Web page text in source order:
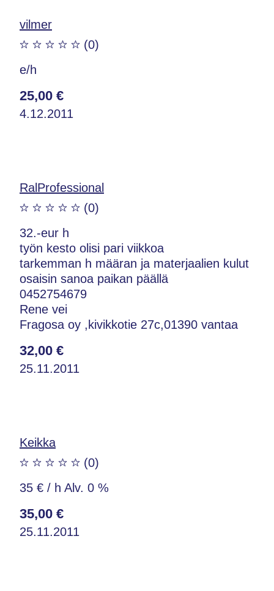
vilmer
(0)
e/h
25,00 €
4.12.2011
RalProfessional
(0)
32.-eur h
työn kesto olisi pari viikkoa
tarkemman h määran ja materjaalien kulut
osaisin sanoa paikan päällä
0452754679
Rene vei
Fragosa oy ,kivikkotie 27c,01390 vantaa
32,00 €
25.11.2011
Keikka
(0)
35 € / h Alv. 0 %
35,00 €
25.11.2011